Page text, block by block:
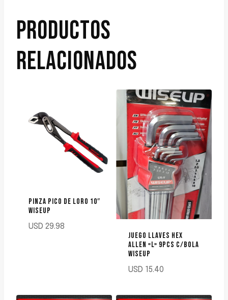
PRODUCTOS
RELACIONADOS
PINZA PICO DE LORO 10″
WISEUP
USD 29.98
JUEGO LLAVES HEX
ALLEN «L» 9PCS C/BOLA
WISEUP
USD 15.40